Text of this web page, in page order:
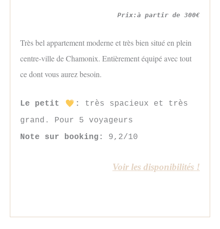
Prix:à partir de 300€
Très bel appartement moderne et très bien situé en plein
centre-ville de Chamonix. Entièrement équipé avec tout
ce dont vous aurez besoin.
Le petit :
très spacieux et très
grand. Pour 5 voyageurs
Note sur booking:
9,2/10
Voir les disponibilités !